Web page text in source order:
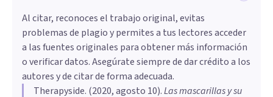
Al citar, reconoces el trabajo original, evitas
problemas de plagio y permites a tus lectores acceder
a las fuentes originales para obtener más información
o verificar datos. Asegúrate siempre de dar crédito a los
autores y de citar de forma adecuada.
Therapyside. (2020, agosto 10).Las mascarillas y su